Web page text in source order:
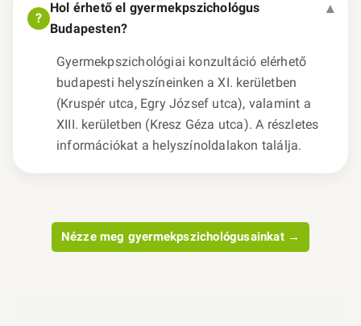
Hol érhető el gyermekpszichológus
Budapesten?
Gyermekpszichológiai konzultáció elérhető
budapesti helyszíneinken a XI. kerületben
(Kruspér utca, Egry József utca), valamint a
XIII. kerületben (Kresz Géza utca). A részletes
információkat a helyszínoldalakon találja.
Nézze meg gyermekpszichológusainkat →